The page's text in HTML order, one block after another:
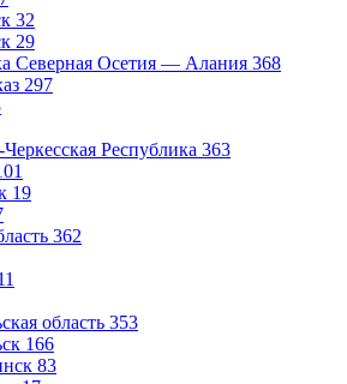
32
29
Северная Осетия — Алания 368
297
Республика 363
19
362
область 353
166
83